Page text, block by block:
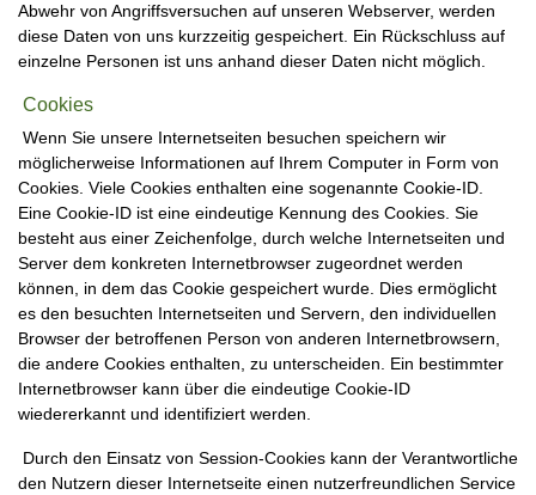
Abwehr von Angriffsversuchen auf unseren Webserver, werden
diese Daten von uns kurzzeitig gespeichert. Ein Rückschluss auf
einzelne Personen ist uns anhand dieser Daten nicht möglich.
Cookies
Wenn Sie unsere Internetseiten besuchen speichern wir
möglicherweise Informationen auf Ihrem Computer in Form von
Cookies. Viele Cookies enthalten eine sogenannte Cookie-ID.
Eine Cookie-ID ist eine eindeutige Kennung des Cookies. Sie
besteht aus einer Zeichenfolge, durch welche Internetseiten und
Server dem konkreten Internetbrowser zugeordnet werden
können, in dem das Cookie gespeichert wurde. Dies ermöglicht
es den besuchten Internetseiten und Servern, den individuellen
Browser der betroffenen Person von anderen Internetbrowsern,
die andere Cookies enthalten, zu unterscheiden. Ein bestimmter
Internetbrowser kann über die eindeutige Cookie-ID
wiedererkannt und identifiziert werden.
Durch den Einsatz von Session-Cookies kann der Verantwortliche
den Nutzern dieser Internetseite einen nutzerfreundlichen Service